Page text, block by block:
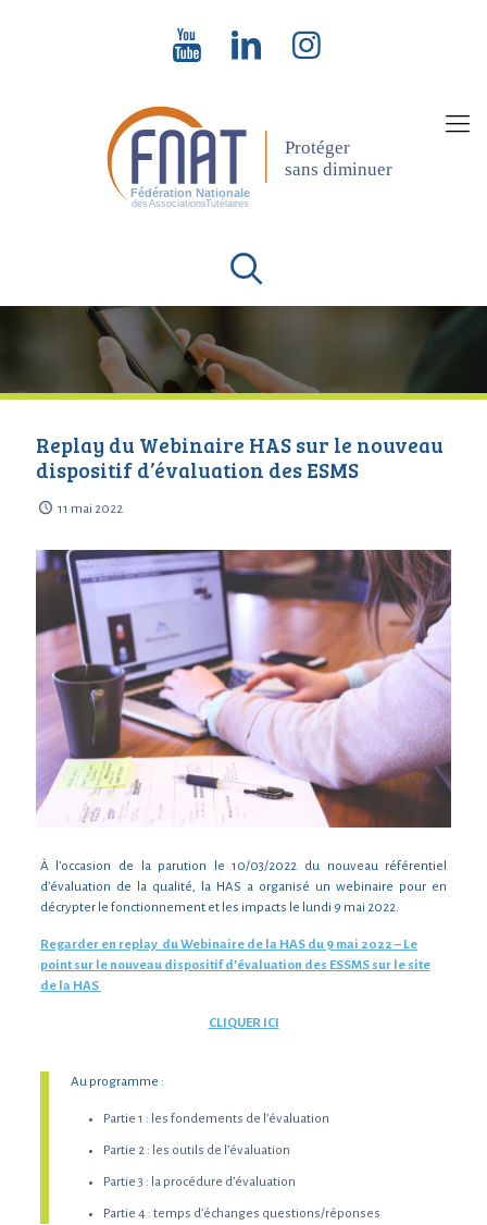
Replay du Webinaire HAS sur le nouveau
dispositif d’évaluation des ESMS
11 mai 2022
À l’occasion de la parution le 10/03/2022 du nouveau référentiel
d’évaluation de la qualité, la HAS a organisé un webinaire pour en
décrypter le fonctionnement et les impacts le lundi 9 mai 2022.
Regarder en replay du Webinaire de la HAS du 9 mai 2022 – Le
point sur le nouveau dispositif d’évaluation des ESSMS sur le site
de la HAS
CLIQUER ICI
Au programme :
Partie 1 : les fondements de l’évaluation
Partie 2 : les outils de l’évaluation
Partie 3 : la procédure d’évaluation
Partie 4 : temps d’échanges questions/réponses